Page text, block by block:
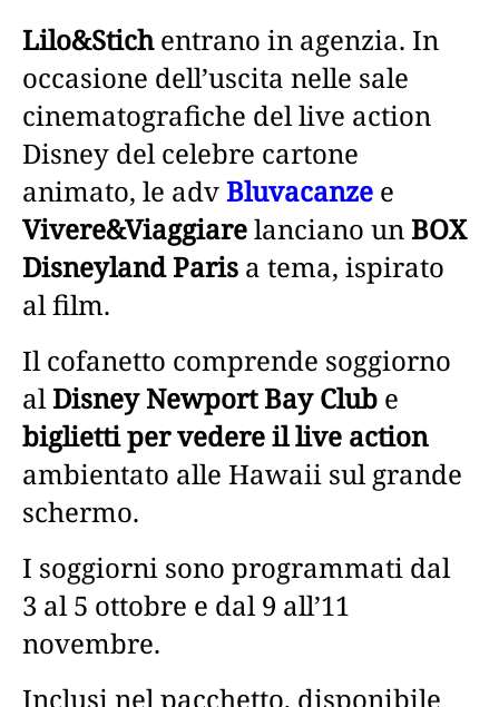
Lilo&Stichentrano in agenzia. In
occasione dell’uscita nelle sale
cinematografiche del live action
Disney del celebre cartone
animato, le advBluvacanze e
Vivere&Viaggiarelanciano unBOX
Disneyland Paris a tema, ispirato
al film.
Il cofanetto comprende soggiorno
alDisney Newport Bay Club e
biglietti per vedere il live action
ambientato alle Hawaii sul grande
schermo.
I soggiorni sono programmati dal
3 al 5 ottobre e dal 9 all’11
novembre.
Inclusi nel pacchetto, disponibile